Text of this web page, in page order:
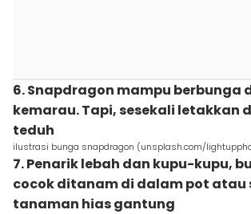
6. Snapdragon mampu berbunga
kemarau. Tapi, sesekali letakkan
teduh
ilustrasi bunga snapdragon (unsplash.com/
7. Penarik lebah dan kupu-kupu,
cocok ditanam di dalam pot atau
tanaman hias gantung